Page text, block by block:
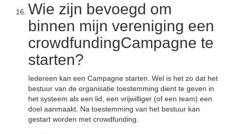
Wie zijn bevoegd om
binnen mijn vereniging een
crowdfundingCampagne te
starten?
Iedereen kan een Campagne starten. Wel is het zo dat het
bestuur van de organisatie toestemming dient te geven in
het systeem als een lid, een vrijwilliger (of een team) een
doel aanmaakt. Na toestemming van het bestuur kan
gestart worden met crowdfunding.